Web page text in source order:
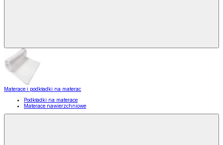
Materace i podkładki na materac
Podkładki na materace
Materace nawierzchniowe